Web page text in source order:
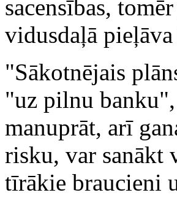
sacensības,
vidusdaļā
"Sākotnējais
"uz pilnu
manuprāt, arī
risku, var sanākt
tīrākie braucieni